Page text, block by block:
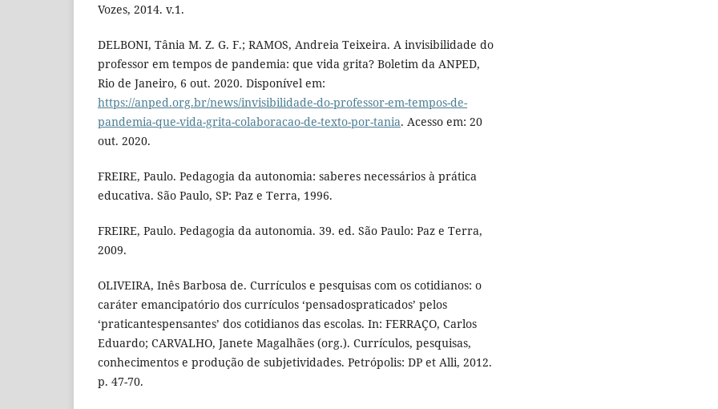
Vozes, 2014. v.1.
DELBONI, Tânia M. Z. G. F.; RAMOS, Andreia Teixeira. A invisibilidade do
professor em tempos de pandemia: que vida grita? Boletim da ANPED,
Rio de Janeiro, 6 out. 2020. Disponível em:
https://anped.org.br/news/invisibilidade-do-professor-em-tempos-de-
pandemia-que-vida-grita-colaboracao-de-texto-por-tania. Acesso em: 20
out. 2020.
FREIRE, Paulo. Pedagogia da autonomia: saberes necessários à prática
educativa. São Paulo, SP: Paz e Terra, 1996.
FREIRE, Paulo. Pedagogia da autonomia. 39. ed. São Paulo: Paz e Terra,
2009.
OLIVEIRA, Inês Barbosa de. Currículos e pesquisas com os cotidianos: o
caráter emancipatório dos currículos ‘pensadospraticados’ pelos
‘praticantespensantes’ dos cotidianos das escolas. In: FERRAÇO, Carlos
Eduardo; CARVALHO, Janete Magalhães (org.). Currículos, pesquisas,
conhecimentos e produção de subjetividades. Petrópolis: DP et Alli, 2012.
p. 47-70.